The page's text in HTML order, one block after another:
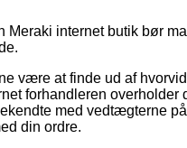
Meraki internet butik bør
være at finde ud af
forhandleren overholder
med vedtægterne
din ordre.